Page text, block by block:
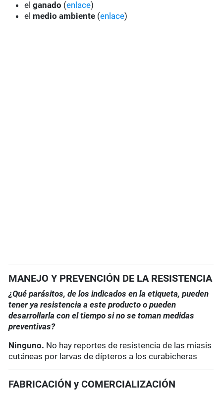
elganado (enlace)
el medio ambiente (enlace)
MANEJO Y PREVENCIÓN DE LA RESISTENCIA
¿Qué parásitos, de los indicados en la etiqueta, pueden
tener ya resistencia a este producto o pueden
desarrollarla con el tiempo si no se toman medidas
preventivas?
Ninguno. No hay reportes de resistencia de las miasis
cutáneas por larvas de dípteros a los curabicheras
FABRICACIÓN y COMERCIALIZACIÓN